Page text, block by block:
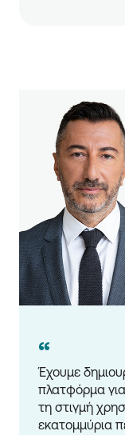
“
Έχουμε
πλατφόρμα
τη στιγμή
εκατομμύρια